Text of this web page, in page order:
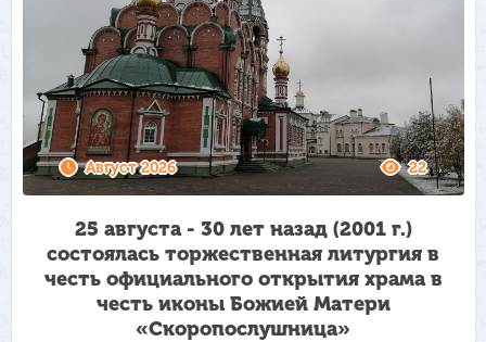
Август 2026 22
25 августа - 30 лет назад (2001 г.)
состоялась торжественная литургия в
честь официального открытия храма в
честь иконы Божией Матери
«Скоропослушница»